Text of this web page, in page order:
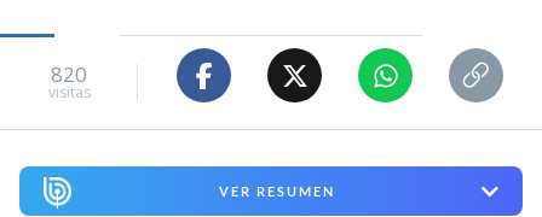
820
visitas
VER RESUMEN